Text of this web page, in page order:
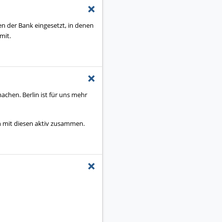
+
der Bank eingesetzt, in denen
+
Berlin ist für uns mehr
diesen aktiv zusammen.
+